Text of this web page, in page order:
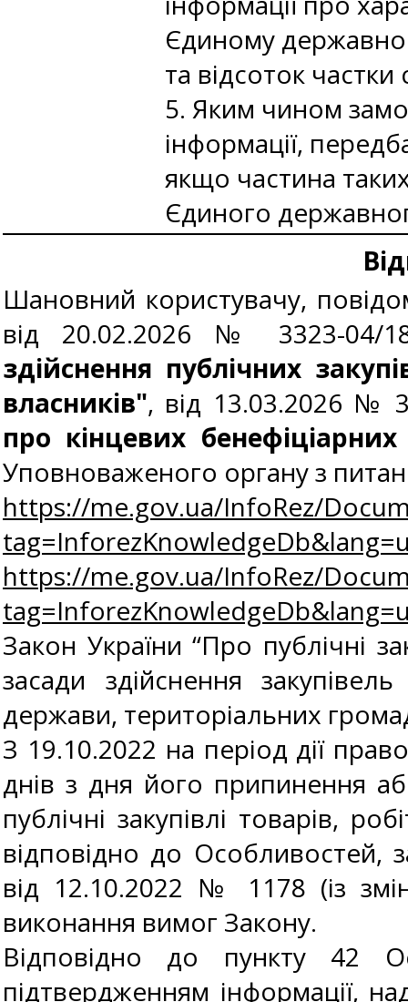
Єдиному
та відсоток частки
5. Яким чином
інформації,
якщо частина
Єдиного
Шановний користувачу,
від 20.02.2026 № 3323-04/
здійснення публічних
власників", від 13.03.2026 №
про кінцевих бенефіціарних
Уповноваженого органу з
https://me.gov.ua/InfoRez/
https://me.gov.ua/InfoRez/
Закон України “Про публічні
засади здійснення
держави, територіальних
З 19.10.2022 на період дії
днів з дня його припинення
публічні закупівлі товарів,
відповідно до Особливостей,
від 12.10.2022 № 1178 (із
виконання вимог Закону.
Відповідно до пункту 42
підтвердженням інформації,